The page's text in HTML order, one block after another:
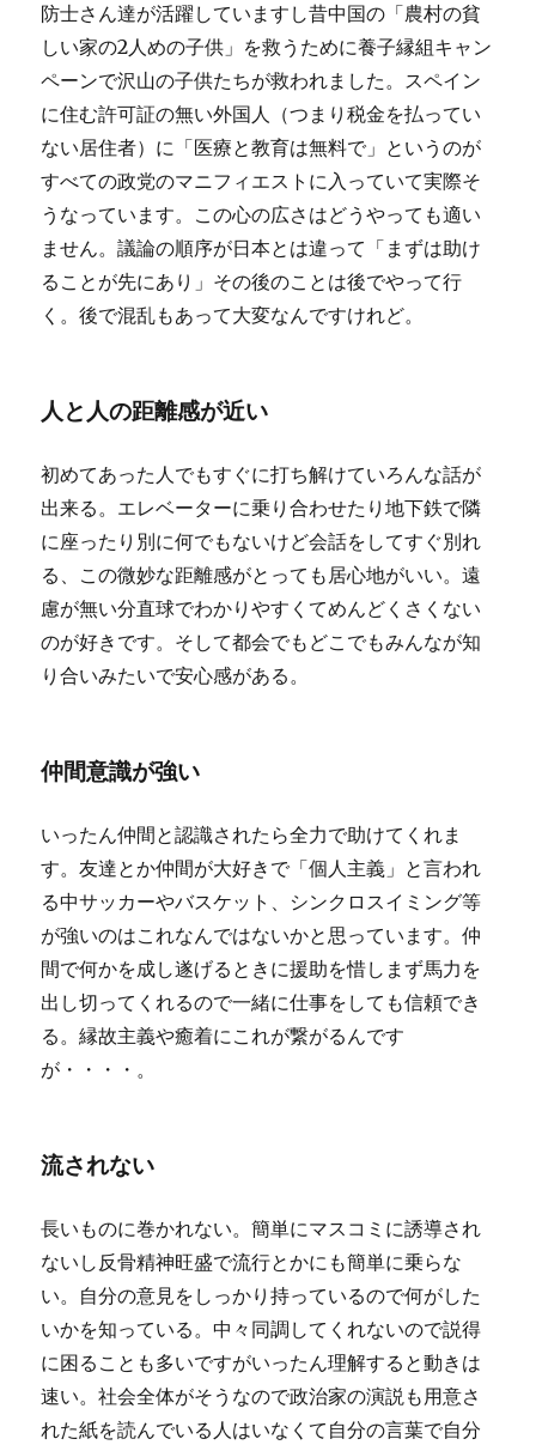
防士さん達が活躍していますし昔中国の「農村の貧
しい家の2人めの子供」を救うために養子縁組キャン
ペーンで沢山の子供たちが救われました。スペイン
に住む許可証の無い外国人（つまり税金を払ってい
ない居住者）に「医療と教育は無料で」というのが
すべての政党のマニフィエストに入っていて実際そ
うなっています。この心の広さはどうやっても適い
ません。議論の順序が日本とは違って「まずは助け
ることが先にあり」その後のことは後でやって行
く。後で混乱もあって大変なんですけれど。
人と人の距離感が近い
初めてあった人でもすぐに打ち解けていろんな話が
出来る。エレベーターに乗り合わせたり地下鉄で隣
に座ったり別に何でもないけど会話をしてすぐ別れ
る、この微妙な距離感がとっても居心地がいい。遠
慮が無い分直球でわかりやすくてめんどくさくない
のが好きです。そして都会でもどこでもみんなが知
り合いみたいで安心感がある。
仲間意識が強い
いったん仲間と認識されたら全力で助けてくれま
す。友達とか仲間が大好きで「個人主義」と言われ
る中サッカーやバスケット、シンクロスイミング等
が強いのはこれなんではないかと思っています。仲
間で何かを成し遂げるときに援助を惜しまず馬力を
出し切ってくれるので一緒に仕事をしても信頼でき
る。縁故主義や癒着にこれが繋がるんです
が・・・・。
流されない
長いものに巻かれない。簡単にマスコミに誘導され
ないし反骨精神旺盛で流行とかにも簡単に乗らな
い。自分の意見をしっかり持っているので何がした
いかを知っている。中々同調してくれないので説得
に困ることも多いですがいったん理解すると動きは
速い。社会全体がそうなので政治家の演説も用意さ
れた紙を読んでいる人はいなくて自分の言葉で自分